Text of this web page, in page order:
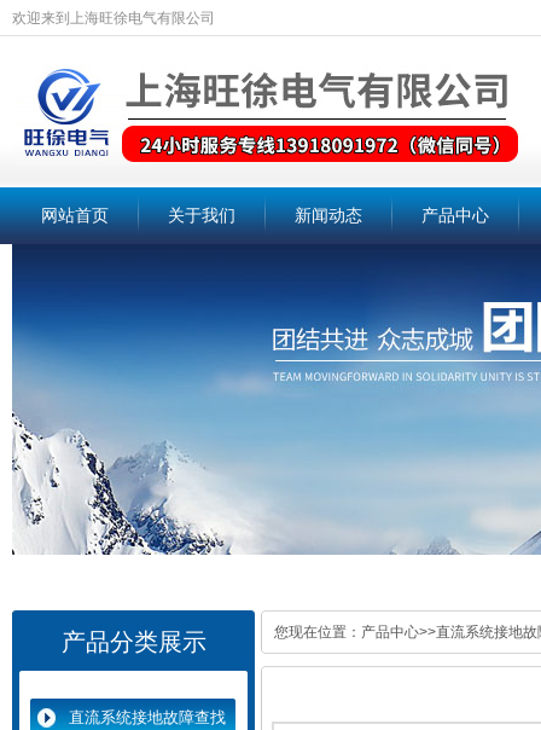
欢迎来到上海旺徐电气有限公司
网站首页 关于我们 新闻动态 产品中心
产品分类展示
直流系统接地故障查找
您现在位置： 产品中心>>直流系统接地故